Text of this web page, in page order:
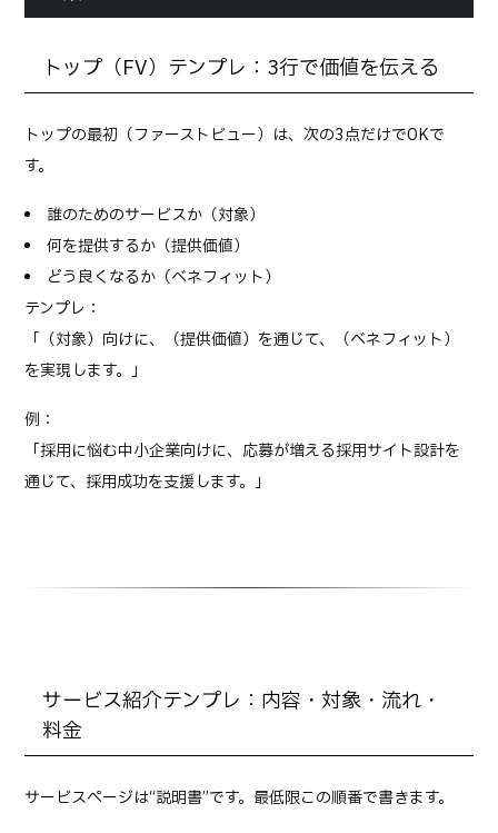
トップ（FV）テンプレ：3行で価値を伝える
トップの最初（ファーストビュー）は、次の3点だけでOKで
す。
誰のためのサービスか（対象）
何を提供するか（提供価値）
どう良くなるか（ベネフィット）
テンプレ：
「（対象）向けに、（提供価値）を通じて、（ベネフィット）
を実現します。」
例：
「採用に悩む中小企業向けに、応募が増える採用サイト設計を
通じて、採用成功を支援します。」
サービス紹介テンプレ：内容・対象・流れ・
料金
サービスページは“説明書”です。最低限この順番で書きます。